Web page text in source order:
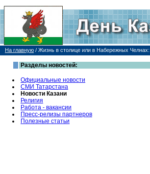
На главную / Жизнь в столице или в Набережных
Разделы новостей:
Официальные новости
СМИ Татарстана
Новости Казани
Религия
Работа - вакансии
Пресс-релизы партнеров
Полезные статьи